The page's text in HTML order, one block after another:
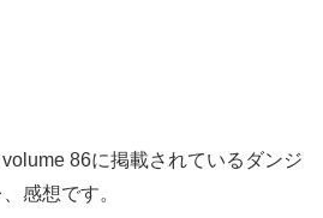
86に掲載されているダンジ
感想です。